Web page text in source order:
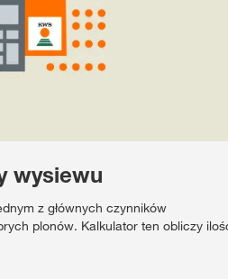
wysiewu
z głównych czynników
plonów. Kalkulator ten obliczy